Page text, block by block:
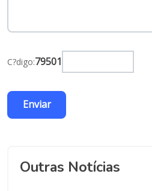
C?digo:79501
Outras Notícias